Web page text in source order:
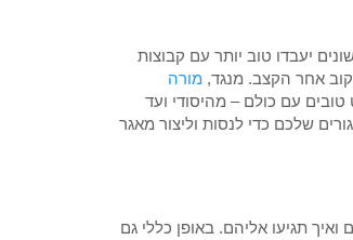
יעבדו טוב יותר עם קבוצות
אחר הקצב. מנגד,מורה
עם כולם – מהיסודי ועד
שלכם כדי לנסות וליצור מאגר
תגיעו אליהם. באופן כללי גם